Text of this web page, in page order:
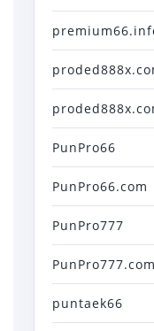
PunPro66
PunPro66.com
PunPro777
PunPro777.com
puntaek66